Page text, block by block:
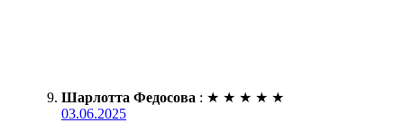
Шарлотта Федосова : ★ ★ ★ ★ ★
03.06.2025